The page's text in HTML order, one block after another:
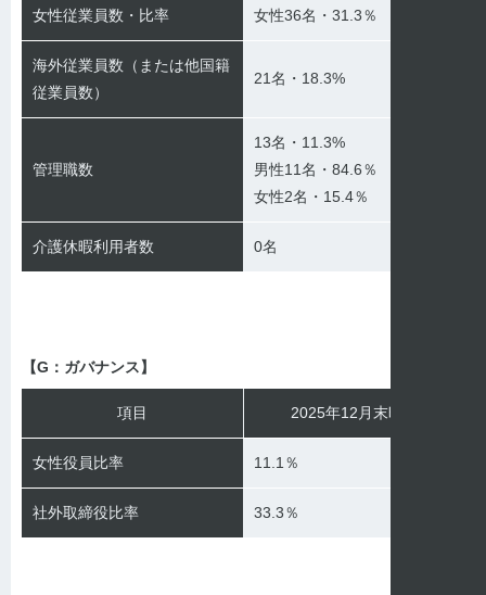
女性従業員数・比率 女性36名・31.3％
海外従業員数（または他国籍
従業員数）
21名・18.3%
管理職数
13名・11.3%
男性11名・84.6％
女性2名・15.4％
介護休暇利用者数 0名
【G：ガバナンス】‍
項目 2025年12月末時点
女性役員比率 11.1％
社外取締役比率 33.3％